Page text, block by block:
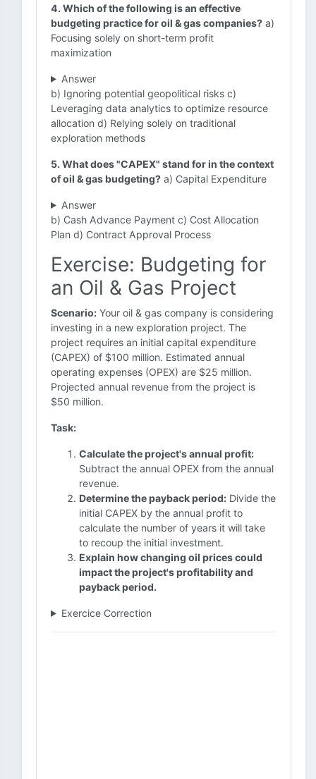
4. Which of the following is an effective
budgeting practice for oil & gas companies? a)
Focusing solely on short-term profit
maximization
Answer
b) Ignoring potential geopolitical risks c)
Leveraging data analytics to optimize resource
allocation d) Relying solely on traditional
exploration methods
5. What does "CAPEX" stand for in the context
of oil & gas budgeting? a) Capital Expenditure
Answer
b) Cash Advance Payment c) Cost Allocation
Plan d) Contract Approval Process
Exercise: Budgeting for
an Oil & Gas Project
Scenario: Your oil & gas company is considering
investing in a new exploration project. The
project requires an initial capital expenditure
(CAPEX) of $100 million. Estimated annual
operating expenses (OPEX) are $25 million.
Projected annual revenue from the project is
$50 million.
Task:
Calculate the project's annual profit:
Subtract the annual OPEX from the annual
revenue.
Determine the payback period: Divide the
initial CAPEX by the annual profit to
calculate the number of years it will take
to recoup the initial investment.
Explain how changing oil prices could
impact the project's profitability and
payback period.
Exercice Correction